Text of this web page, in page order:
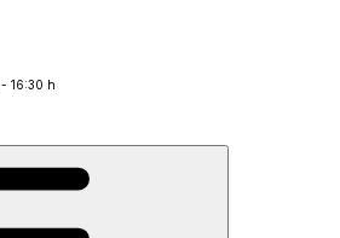
- 16:30 h